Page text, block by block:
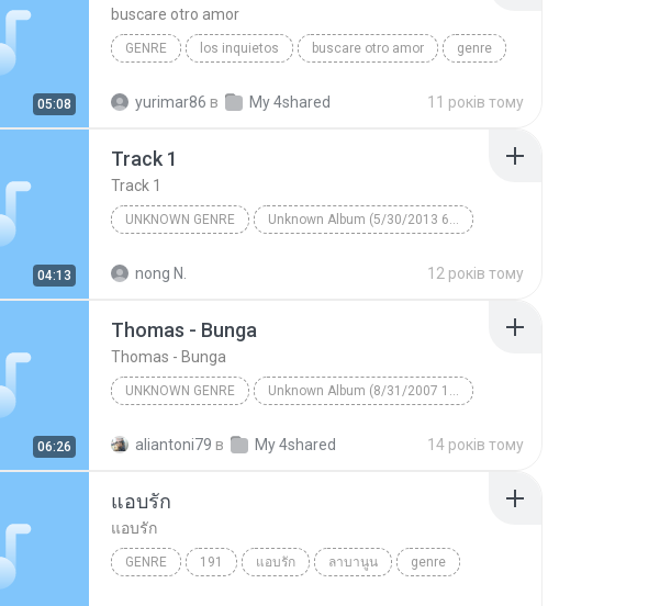
05:08
buscare otro amor
GENRE los inquietos buscare otro amor genre
yurimar86 в My 4shared 11 років тому
04:13
Track 1
Track 1
UNKNOWN GENRE Unknown Album (5/30/2013 6:57:02 PM)
nong N. 12 років тому
06:26
Thomas - Bunga
Thomas - Bunga
UNKNOWN GENRE Unknown Album (8/31/2007 12:27:55 PM)
aliantoni79 в My 4shared 14 років тому
แอบรัก
แอบรัก
GENRE 191 แอบรัก ลาบานูน genre